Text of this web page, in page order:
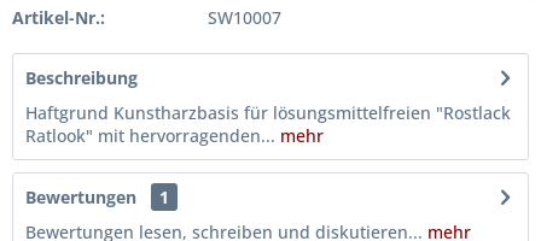
Artikel-Nr.: SW10007
Beschreibung
Haftgrund Kunstharzbasis für lösungsmittelfreien "Rostlack
Ratlook" mit hervorragenden... mehr
Bewertungen
1
Bewertungen lesen, schreiben und diskutieren... mehr